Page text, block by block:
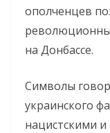
ополченцев
на Донбассе.
Символы
украинского
нацистскими